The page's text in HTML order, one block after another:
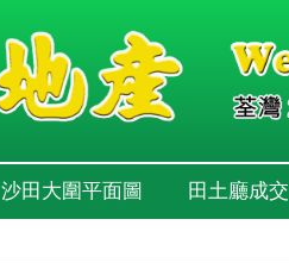
沙田大圍平面圖 田土廳成交